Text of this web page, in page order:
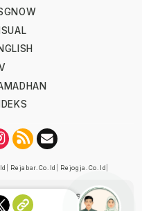
Rejabar.co.id Rejogja.co.id
Dewan Pers
K/XII/2022